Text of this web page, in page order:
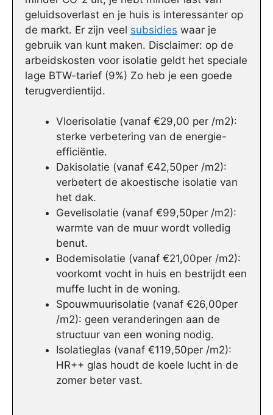
geluidsoverlast en je huis is interessanter op
de markt. Er zijn veel subsidies waar je
gebruik van kunt maken. Disclaimer: op de
arbeidskosten voor isolatie geldt het speciale
lage BTW-tarief (9%) Zo heb je een goede
terugverdientijd.
Vloerisolatie (vanaf €29,00 per /m2):
sterke verbetering van de energie-
efficiëntie.
Dakisolatie (vanaf €42,50per /m2):
verbetert de akoestische isolatie van
het dak.
Gevelisolatie (vanaf €99,50per /m2):
warmte van de muur wordt volledig
benut.
Bodemisolatie (vanaf €21,00per /m2):
voorkomt vocht in huis en bestrijdt een
muffe lucht in de woning.
Spouwmuurisolatie (vanaf €26,00per
/m2): geen veranderingen aan de
structuur van een woning nodig.
Isolatieglas (vanaf €119,50per /m2):
HR++ glas houdt de koele lucht in de
zomer beter vast.